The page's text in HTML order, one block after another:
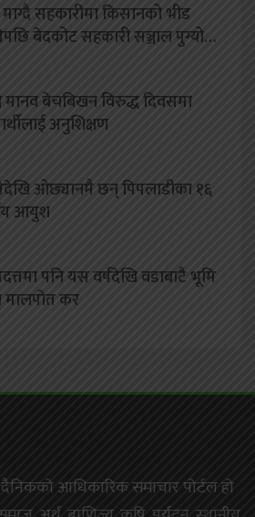
सहकारीमा किसानको भीड
बेदकोट सहकारी सञ्जाल पुग्यो…
मानव बेचबिखन विरुद्ध दिवसमा
अनुशिक्षण
ओछ्यानमै छन् पिपलाडीका १६
आयुश
पनि यस वर्षदेखि वडाबाटै भूमि
मालपोत कर
आधिकारिक समाचार पोर्टल हो